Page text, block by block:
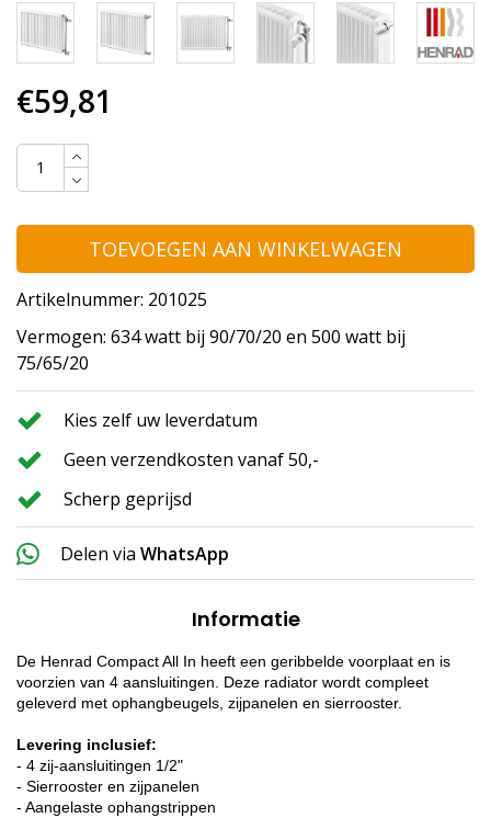
€59,81
TOEVOEGEN AAN WINKELWAGEN
Artikelnummer: 201025
Vermogen: 634 watt bij 90/70/20 en 500 watt bij
75/65/20
Kies zelf uw leverdatum
Geen verzendkosten vanaf 50,-
Scherp geprijsd
Delen via WhatsApp
Informatie
De Henrad Compact All In heeft een geribbelde voorplaat en is
voorzien van 4 aansluitingen. Deze radiator wordt compleet
geleverd met ophangbeugels, zijpanelen en sierrooster.
Levering inclusief:
- 4 zij-aansluitingen 1/2"
- Sierrooster en zijpanelen
- Aangelaste ophangstrippen